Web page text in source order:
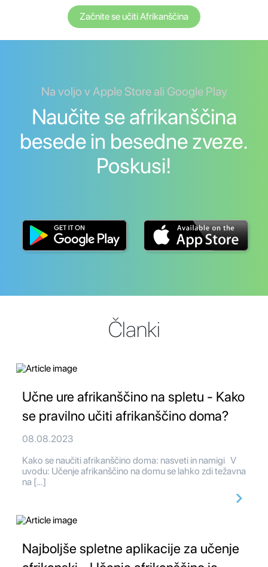
Začnite se učiti Afrikanščina
Na voljo v Apple Store ali Google Play
Naučite se afrikanščina
besede in besedne zveze.
Poskusi!
Članki
Učne ure afrikanščino na spletu - Kako
se pravilno učiti afrikanščino doma?
08.08.2023
Kako se naučiti afrikanščino doma: nasveti in namigi V
uvodu: Učenje afrikanščino na domu se lahko zdi težavna
na […]
Najboljše spletne aplikacije za učenje